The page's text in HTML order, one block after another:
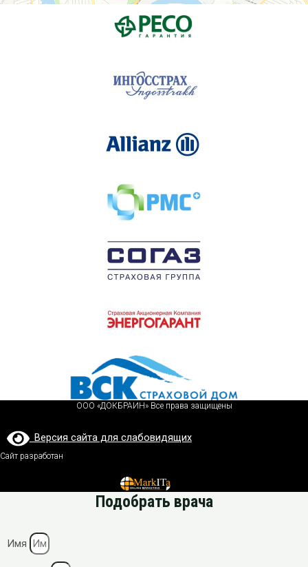
ООО «ДОКБРАИН» Все права защищены
Версия сайта для слабовидящих
Сайт разработан
Подобрать врача
Имя